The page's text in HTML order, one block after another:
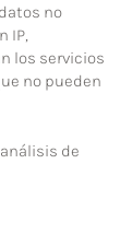
no
IP,
los servicios
no pueden
de